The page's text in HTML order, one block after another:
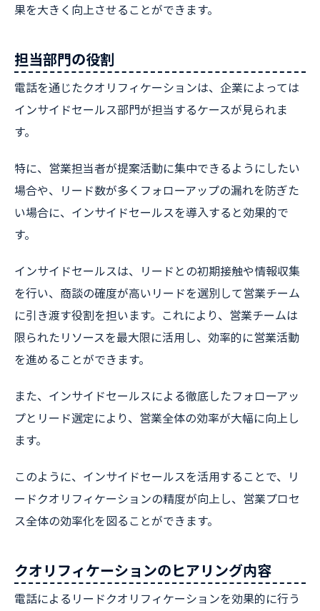
果を大きく向上させることができます。
担当部門の役割
電話を通じたクオリフィケーションは、企業によっては
インサイドセールス部門が担当するケースが見られま
す。
特に、営業担当者が提案活動に集中できるようにしたい
場合や、リード数が多くフォローアップの漏れを防ぎた
い場合に、インサイドセールスを導入すると効果的で
す。
インサイドセールスは、リードとの初期接触や情報収集
を行い、商談の確度が高いリードを選別して営業チーム
に引き渡す役割を担います。これにより、営業チームは
限られたリソースを最大限に活用し、効率的に営業活動
を進めることができます。
また、インサイドセールスによる徹底したフォローアッ
プとリード選定により、営業全体の効率が大幅に向上し
ます。
このように、インサイドセールスを活用することで、リ
ードクオリフィケーションの精度が向上し、営業プロセ
ス全体の効率化を図ることができます。
クオリフィケーションのヒアリング内容
電話によるリードクオリフィケーションを効果的に行う